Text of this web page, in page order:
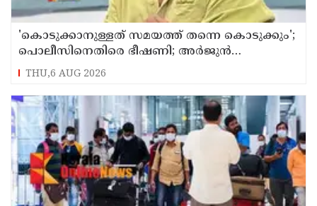
'കൊടുക്കാനുള്ളത് സമയത്ത് തന്നെ കൊടുക്കും';
പൊലീസിനെതിരെ ഭീഷണി; അർജുൻ
ആയങ്കിക്കെതിരെ കേസെടുത്തു
THU,6 AUG 2026